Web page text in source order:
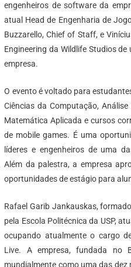
engenheiros de software da
atual Head de Engenharia de
Buzzarello, Chief of Staff, e
Engineering da Wildlife Studios
empresa.
O evento é voltado para
Ciências da Computação,
Matemática Aplicada e cursos
de mobile games. É uma
líderes e engenheiros de uma
Além da palestra, a empresa
oportunidades de estágio para
Rafael Garib Jankauskas,
pela Escola Politécnica da USP,
ocupando atualmente o cargo
Live. A empresa, fundada no
mundialmente como uma das